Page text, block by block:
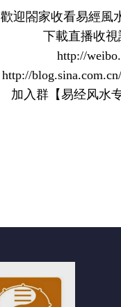
歡迎閤家收看易經風
下載直播收
http://
http://
加入群【易经风水